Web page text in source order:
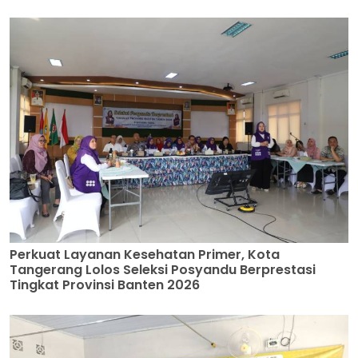
Perkuat Layanan Kesehatan Primer, Kota
Tangerang Lolos Seleksi Posyandu Berprestasi
Tingkat Provinsi Banten 2026